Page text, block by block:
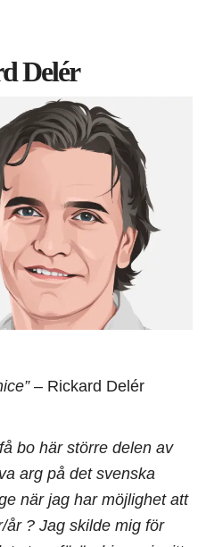
Delér
– Rickard Delér
bo här större delen av
arg på det svenska
när jag har möjlighet att
år ? Jag skilde mig för